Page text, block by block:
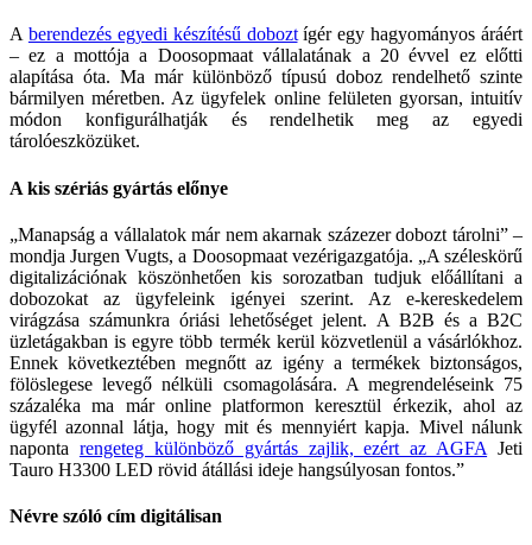
A berendezés egyedi készítésű doboztígér egy hagyományos áráért
– ez a mottója a Doosopmaat vállalatának a 20 évvel ez előtti
alapítása óta. Ma már különböző típusú doboz rendelhető szinte
bármilyen méretben. Az ügyfelek online felületen gyorsan, intuitív
módon konfigurálhatják és rendelhetik meg az egyedi
tárolóeszközüket.
A kis szériás gyártás előnye
„Manapság a vállalatok már nem akarnak százezer dobozt tárolni” –
mondja Jurgen Vugts, a Doosopmaat vezérigazgatója. „A széleskörű
digitalizációnak köszönhetően kis sorozatban tudjuk előállítani a
dobozokat az ügyfeleink igényei szerint. Az e-kereskedelem
virágzása számunkra óriási lehetőséget jelent. A B2B és a B2C
üzletágakban is egyre több termék kerül közvetlenül a vásárlókhoz.
Ennek következtében megnőtt az igény a termékek biztonságos,
fölöslegese levegő nélküli csomagolására. A megrendeléseink 75
százaléka ma már online platformon keresztül érkezik, ahol az
ügyfél azonnal látja, hogy mit és mennyiért kapja. Mivel nálunk
naponta rengeteg különböző gyártás zajlik, ezért az AGFA Jeti
Tauro H3300 LED rövid átállási ideje hangsúlyosan fontos.”
Névre szóló cím digitálisan